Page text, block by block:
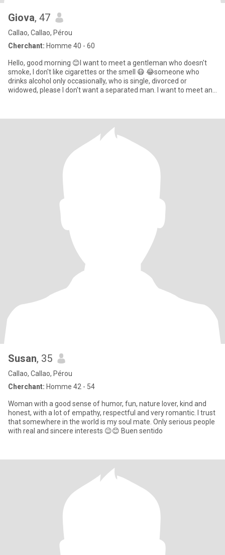
Giova, 47
Callao, Callao, Pérou
Cherchant: Homme 40 - 60
Hello, good morning 😊I want to meet a gentleman who doesn't
smoke, I don't like cigarettes or the smell 😷 😂someone who
drinks alcohol only occasionally, who is single, divorced or
widowed, please I don't want a separated man. I want to meet and
Susan, 35
Callao, Callao, Pérou
Cherchant: Homme 42 - 54
Woman with a good sense of humor, fun, nature lover, kind and
honest, with a lot of empathy, respectful and very romantic. I trust
that somewhere in the world is my soul mate. Only serious people
with real and sincere interests 😉😊 Buen sentido